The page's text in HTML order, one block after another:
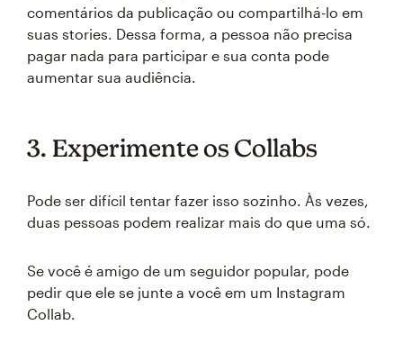
comentários da publicação ou compartilhá-lo em
suas stories. Dessa forma, a pessoa não precisa
pagar nada para participar e sua conta pode
aumentar sua audiência.
3. Experimente os Collabs
Pode ser difícil tentar fazer isso sozinho. Às vezes,
duas pessoas podem realizar mais do que uma só.
Se você é amigo de um seguidor popular, pode
pedir que ele se junte a você em um Instagram
Collab.